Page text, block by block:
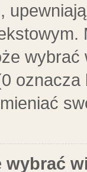
wybrać